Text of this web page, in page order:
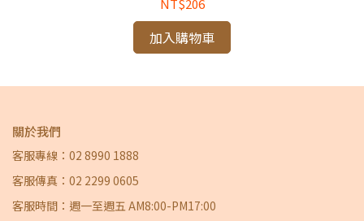
加入購物車
關於我們
客服專線：02 8990 1888
客服傳真：02 2299 0605
客服時間：週一至週五 AM8:00-PM17:00